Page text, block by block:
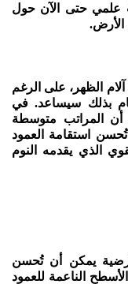
علمي حتى الآن حول
الأرض.
الظهر، على الرغم
بذلك سيساعد. في
أن المراتب متوسطة
تُحسن استقامة العمود
الذي يقدمه النوم
يمكن أن تُحسن
الناعمة للعمود